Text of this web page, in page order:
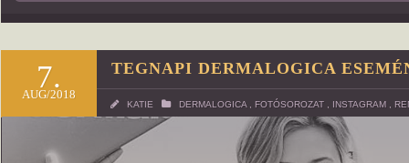
7.
AUG/2018
TEGNAPI DERMALOGICA
KATIE DERMALOGICA FOTÓSOROZAT INSTAGRAM